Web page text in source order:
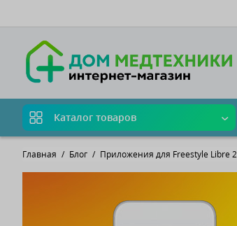
Каталог товаров
Главная Блог Приложения для Freestyle Libre 2